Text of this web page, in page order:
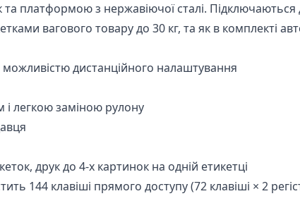
платформою з нержавіючої сталі.
вагового товару до 30 кг, та як в комплекті
дистанційного налаштування
і легкою заміною рулону
друк до 4-х картинок на одній етикетці
144 клавіші прямого доступу (72 клавіші × 2